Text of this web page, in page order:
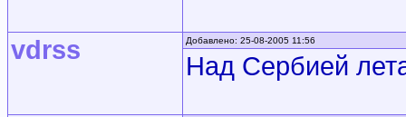
vdrss Добавлено: 25-08-2005 11:56
Над Сербией